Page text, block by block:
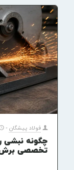
فولاد پیشگان -
چگونه نبشی
تخصصی برش